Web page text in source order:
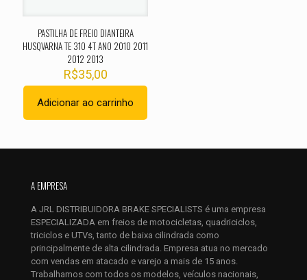
Salvar meus dados neste navegador para a próxima vez que
eu comentar.
PASTILHA DE FREIO DIANTEIRA
HUSQVARNA TE 310 4T ANO 2010 2011
2012 2013
R$35,00
Adicionar ao carrinho
A EMPRESA
A JRL DISTRIBUIDORA BRAKE SPECIALISTS é uma empresa
ESPECIALIZADA em freios de motocicletas, quadriciclos,
triciclos e UTVs, tanto de baixa cilindrada como
principalmente de alta cilindrada. Empresa atua no mercado
com vendas em atacado e varejo a mais de 15 anos.
Trabalhamos com todos os modelos, veículos nacionais,